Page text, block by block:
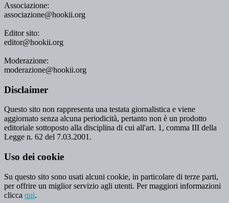
Associazione:
associazione@hookii.org
Editor sito:
editor@hookii.org
Moderazione:
moderazione@hookii.org
Disclaimer
Questo sito non rappresenta una testata giornalistica e viene
aggiornato senza alcuna periodicità, pertanto non è un prodotto
editoriale sottoposto alla disciplina di cui all'art. 1, comma III della
Legge n. 62 del 7.03.2001.
Uso dei cookie
Su questo sito sono usati alcuni cookie, in particolare di terze parti,
per offrire un miglior servizio agli utenti. Per maggiori informazioni
clicca qui.